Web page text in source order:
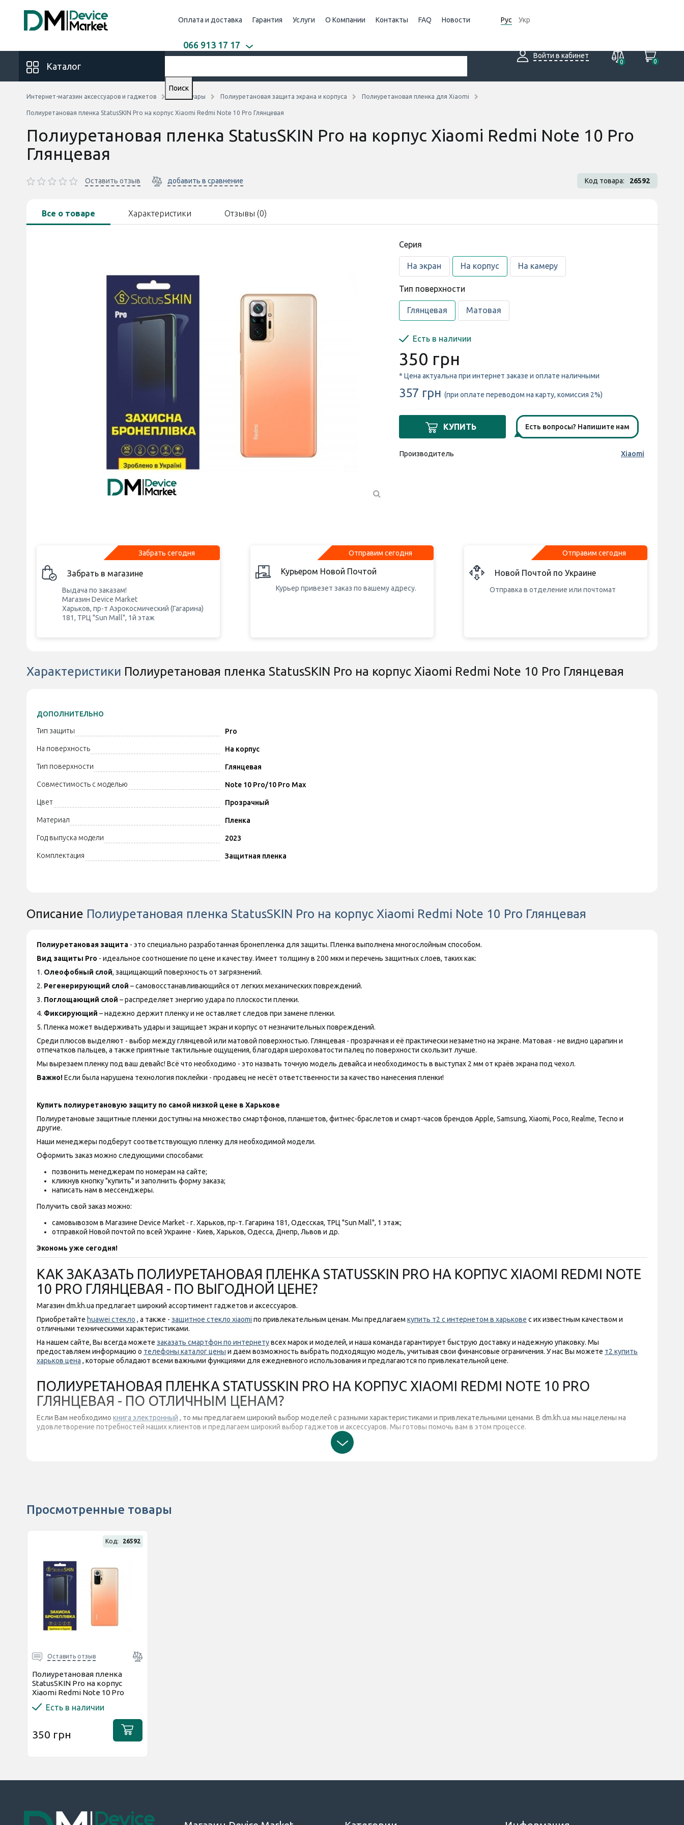
Рус Укр
Оплата и доставка Гарантия Услуги О Компании Контакты FAQ Новости
066 913 17 17
Войти в кабинет
0
0
Каталог
Поиск
Интернет-магазин аксессуаров и гаджетов Аксессуары Полиуретановая защита экрана и корпуса Полиуретановая пленка для Xiaomi
Полиуретановая пленка StatusSKIN Pro на корпус Xiaomi Redmi Note 10 Pro Глянцевая
Полиуретановая пленка StatusSKIN Pro на корпус Xiaomi Redmi Note 10 Pro
Глянцевая
Оставить отзыв добавить в сравнение Код товара: 26592
Все о товаре Характеристики Отзывы (0)
Cерия
На экран На корпус На камеру
Тип поверхности
Глянцевая Матовая
Есть в наличии
350 грн
* Цена актуальна при интернет заказе и оплате наличными
357 грн (при оплате переводом на карту, комиссия 2%)
КУПИТЬ Есть вопросы? Напишите нам
Производитель Xiaomi
Забрать сегодня
Забрать в магазине
Выдача по заказам!
Магазин Device Market
Харьков, пр-т Аэрокосмический (Гагарина)
181, ТРЦ "Sun Mall", 1й этаж
Отправим сегодня
Курьером Новой Почтой
Курьер привезет заказ по вашему адресу.
Отправим сегодня
Новой Почтой по Украине
Отправка в отделение или почтомат
Характеристики Полиуретановая пленка StatusSKIN Pro на корпус Xiaomi Redmi Note 10 Pro Глянцевая
ДОПОЛНИТЕЛЬНО
Тип защиты Pro
На поверхность На корпус
Тип поверхности Глянцевая
Совместимость с моделью Note 10 Pro/10 Pro Max
Цвет Прозрачный
Материал Пленка
Год выпуска модели 2023
Комплектация Защитная пленка
Описание Полиуретановая пленка StatusSKIN Pro на корпус Xiaomi Redmi Note 10 Pro Глянцевая
Полиуретановая защита - это специально разработанная бронепленка для защиты. Пленка выполнена многослойным способом.
Вид защиты Pro - идеальное соотношение по цене и качеству. Имеет толщину в 200 мкм и перечень защитных слоев, таких как:
1. Олеофобный слой, защищающий поверхность от загрязнений.
2. Регенерирующий слой – самовосстанавливающийся от легких механических повреждений.
3. Поглощающий слой – распределяет энергию удара по плоскости пленки.
4. Фиксирующий – надежно держит пленку и не оставляет следов при замене пленки.
5. Пленка может выдерживать удары и защищает экран и корпус от незначительных повреждений.
Среди плюсов выделяют - выбор между глянцевой или матовой поверхностью. Глянцевая - прозрачная и её практически незаметно на экране. Матовая - не видно царапин и
отпечатков пальцев, а также приятные тактильные ощущения, благодаря шероховатости палец по поверхности скользит лучше.
Мы вырезаем пленку под ваш девайс! Всё что необходимо - это назвать точную модель девайса и необходимость в выступах 2 мм от краёв экрана под чехол.
Важно!Если была нарушена технология поклейки - продавец не несёт ответственности за качество нанесения пленки!
Купить полиуретановую защиту по самой низкой цене в Харькове
Полиуретановые защитные пленки доступны на множество смартфонов, планшетов, фитнес-браслетов и смарт-часов брендов Apple, Samsung, Xiaomi, Poco, Realme, Tecno и
другие.
Наши менеджеры подберут соответствующую пленку для необходимой модели.
Оформить заказ можно следующими способами:
позвонить менеджерам по номерам на сайте;
кликнув кнопку "купить" и заполнить форму заказа;
написать нам в мессенджеры.
Получить свой заказ можно:
самовывозом в Магазине Device Market - г. Харьков, пр-т. Гагарина 181, Одесская, ТРЦ "Sun Mall", 1 этаж;
отправкой Новой почтой по всей Украине - Киев, Харьков, Одесса, Днепр, Львов и др.
Экономь уже сегодня!
КАК ЗАКАЗАТЬ ПОЛИУРЕТАНОВАЯ ПЛЕНКА STATUSSKIN PRO НА КОРПУС XIAOMI REDMI NOTE
10 PRO ГЛЯНЦЕВАЯ - ПО ВЫГОДНОЙ ЦЕНЕ?
Магазин dm.kh.ua предлагает широкий ассортимент гаджетов и аксессуаров.
Приобретайте huawei стекло , а также - защитное стекло xiaomi по привлекательным ценам. Мы предлагаем купить т2 с интернетом в харькове с их известным качеством и
отличными техническими характеристиками.
На нашем сайте, Вы всегда можете заказать смартфон по интернетувсех марок и моделей, и наша команда гарантирует быструю доставку и надежную упаковку. Мы
предоставляем информацию о телефоны каталог цены и даем возможность выбрать подходящую модель, учитывая свои финансовые ограничения. У нас Вы можете т2 купить
харьков цена , которые обладают всеми важными функциями для ежедневного использования и предлагаются по привлекательной цене.
ПОЛИУРЕТАНОВАЯ ПЛЕНКА STATUSSKIN PRO НА КОРПУС XIAOMI REDMI NOTE 10 PRO
ГЛЯНЦЕВАЯ - ПО ОТЛИЧНЫМ ЦЕНАМ?
Если Вам необходимо книга электронный , то мы предлагаем широкий выбор моделей с разными характеристиками и привлекательными ценами. В dm.kh.ua мы нацелены на
удовлетворение потребностей наших клиентов и предлагаем широкий выбор гаджетов и аксессуаров. Мы готовы помочь вам в этом процессе.
Просмотренные товары
Код: 26592
Оставить отзыв
Полиуретановая пленка
StatusSKIN Pro на корпус
Xiaomi Redmi Note 10 Pro
Глянцевая
Есть в наличии
350 грн